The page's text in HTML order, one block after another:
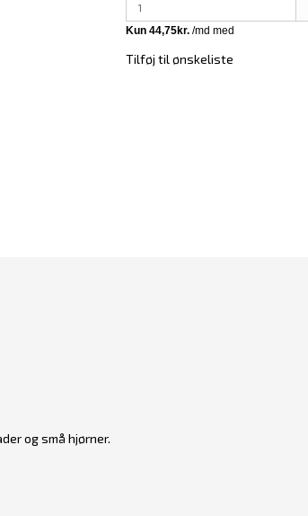
Tilføj til ønskeliste
og små hjørner.